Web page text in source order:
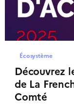
Écosystème
Découvrez
de La
Comté